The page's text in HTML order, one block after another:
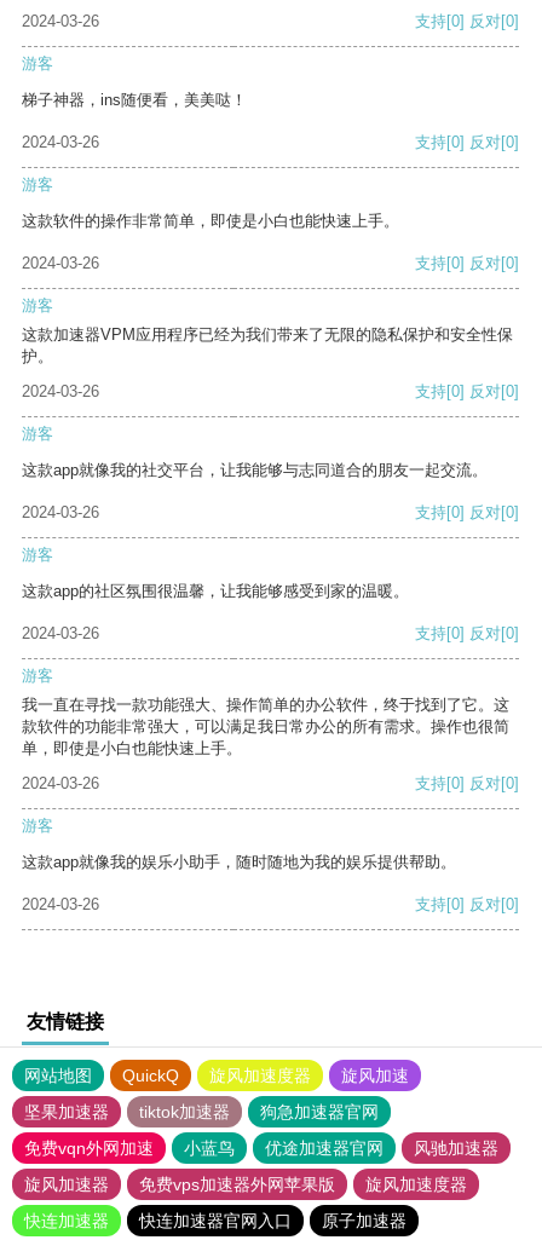
2024-03-26
支持[0] 反对[0]
游客
梯子神器，ins随便看，美美哒！
2024-03-26 支持[0] 反对[0]
游客
这款软件的操作非常简单，即使是小白也能快速上手。
2024-03-26 支持[0] 反对[0]
游客
这款加速器VPM应用程序已经为我们带来了无限的隐私保护和安全性保
护。
2024-03-26
支持[0] 反对[0]
游客
这款app就像我的社交平台，让我能够与志同道合的朋友一起交流。
2024-03-26 支持[0] 反对[0]
游客
这款app的社区氛围很温馨，让我能够感受到家的温暖。
2024-03-26 支持[0] 反对[0]
游客
我一直在寻找一款功能强大、操作简单的办公软件，终于找到了它。这
款软件的功能非常强大，可以满足我日常办公的所有需求。操作也很简
单，即使是小白也能快速上手。
2024-03-26
支持[0] 反对[0]
游客
这款app就像我的娱乐小助手，随时随地为我的娱乐提供帮助。
2024-03-26 支持[0] 反对[0]
友情链接
网站地图 QuickQ 旋风加速度器
旋风加速
坚果加速器
tiktok加速器
狗急加速器官网
免费vqn外网加速
小蓝鸟 优途加速器官网
风驰加速器
旋风加速器
免费vps加速器外网苹果版
旋风加速度器
快连加速器
快连加速器官网入口 原子加速器